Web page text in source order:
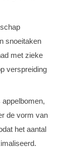
snoeitaken
met zieke
verspreiding
de vorm van
het aantal